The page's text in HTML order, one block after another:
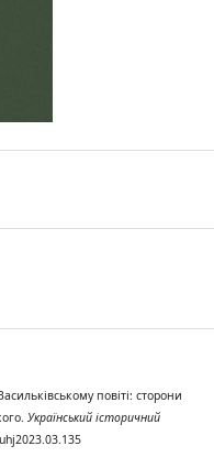
повіті: сторони
Український історичний